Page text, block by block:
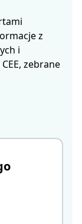
z
i
zebrane